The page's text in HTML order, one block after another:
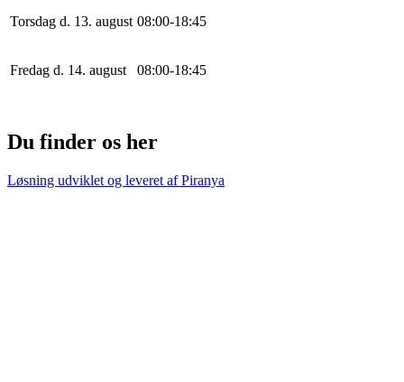
Torsdag d. 13. august 08:00-18:45
Fredag d. 14. august 08:00-18:45
Du finder os her
Løsning udviklet og leveret afPiranya